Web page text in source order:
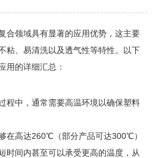
合领域具有显著的应用优势，这主要
粘、易清洗以及透气性等特性。以下
用的详细汇总：
程中，通常需要高温环境以确保塑料
在高达260℃（部分产品可达300℃）
时间内甚至可以承受更高的温度，从